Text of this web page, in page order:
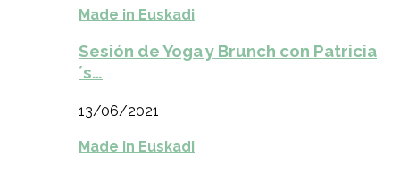
Made in Euskadi
Sesión de Yoga y Brunch con Patricia
´s…
13/06/2021
Made in Euskadi